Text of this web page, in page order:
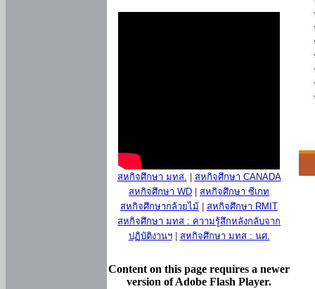
สหกิจศึกษา มทส.
สหกิจศึกษา CANADA
สหกิจศึกษา WD
สหกิจศึกษา ซีเกท
สหกิจศึกษากล้วยไม้
สหกิจศึกษา RMIT
สหกิจศึกษา มทส : ความรู้สึกหลังกลับจาก
ปฏิบัติงานฯ| สหกิจศึกษา มทส : นศ.
Content on this page requires a newer
version of Adobe Flash Player.